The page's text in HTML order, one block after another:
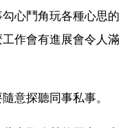
心鬥角玩各種心思的
作會有進展會令人滿
意探聽同事私事。